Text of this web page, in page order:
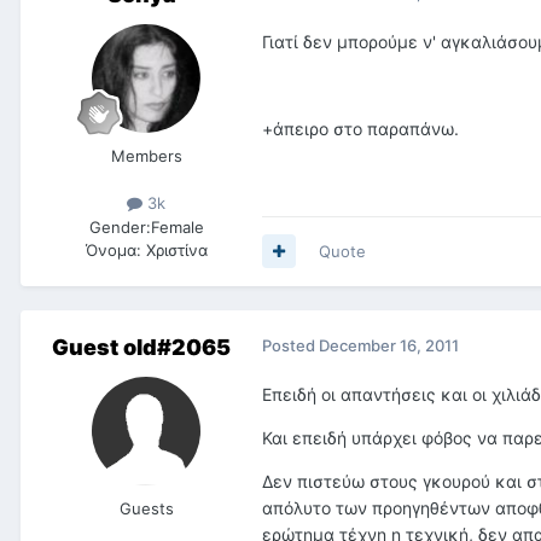
Members
3k
Gender:Female
Όνομα: Χριστίνα
Γιατί δεν μπορούμε ν'
+άπειρο στο παραπάνω.
Quote
Guest old#2065
Guests
Posted December 16, 2011
Επειδή οι απαντήσεις και οι
Και επειδή υπάρχει φόβος να
Δεν πιστεύω στους γκουρού και
απόλυτο των προηγηθέντων
ερώτημα τέχνη η τεχνική, δεν